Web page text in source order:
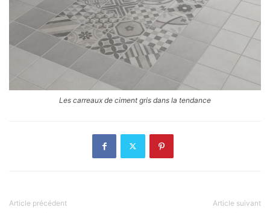
Les carreaux de ciment gris dans la tendance
Article précédent Article suivant